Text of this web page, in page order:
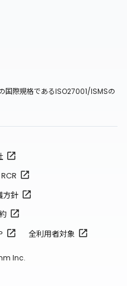
国際規格であるISO27001/ISMSの
方針
全利用者対象
Inc.